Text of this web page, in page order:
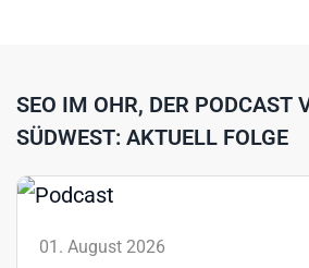
SEO IM OHR, DER PODCAST
SÜDWEST: AKTUELL FOLGE
01. August 2026